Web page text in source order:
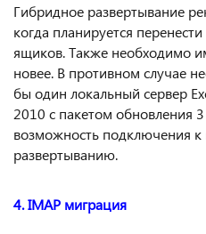
Гибридное развертывание
когда планируется
ящиков. Также необходимо
новее. В противном случае
бы один локальный сервер
2010 с пакетом обновления
возможность подключения
развертыванию.
4. IMAP миграция